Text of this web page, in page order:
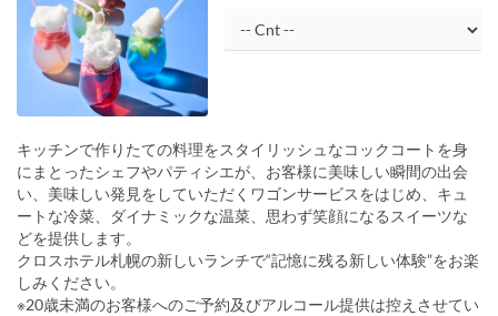
キッチンで作りたての料理をスタイリッシュなコックコートを身
にまとったシェフやパティシエが、お客様に美味しい瞬間の出会
い、美味しい発見をしていただくワゴンサービスをはじめ、キュ
ートな冷菜、ダイナミックな温菜、思わず笑顔になるスイーツな
どを提供します。
クロスホテル札幌の新しいランチで“記憶に残る新しい体験”をお楽
しみください。
※20歳未満のお客様へのご予約及びアルコール提供は控えさせてい